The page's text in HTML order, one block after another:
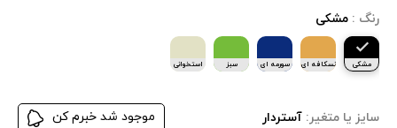
رنگ : مشکی
مشکی نسکافه ای سورمه ای سبز استخوانی
سایز یا متغیر: آستردار موجود شد خبرم کن